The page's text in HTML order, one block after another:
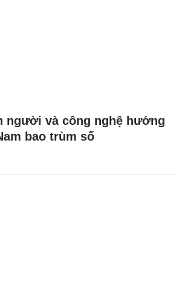
người và công nghệ hướng
bao trùm số